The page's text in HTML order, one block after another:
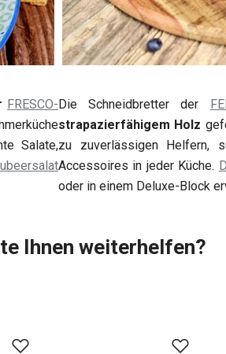
FRESCO-
Salate,
Die Schneidbretter der
strapazierfähigem Holz
zu zuverlässigen Helfern,
Accessoires in jeder Küche.
oder in einem Deluxe-Block
Ihnen weiterhelfen?